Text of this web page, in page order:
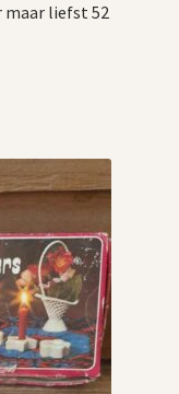
maar liefst 52